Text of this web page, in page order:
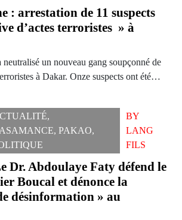
: arrestation de 11 suspects
d’actes terroristes » à
neutralisé un nouveau gang soupçonné de
à Dakar. Onze suspects ont été…
,
, PAKAO,
BY
LANG
FILS
Dr. Abdoulaye Faty défend le
Boucal et dénonce la
désinformation » au